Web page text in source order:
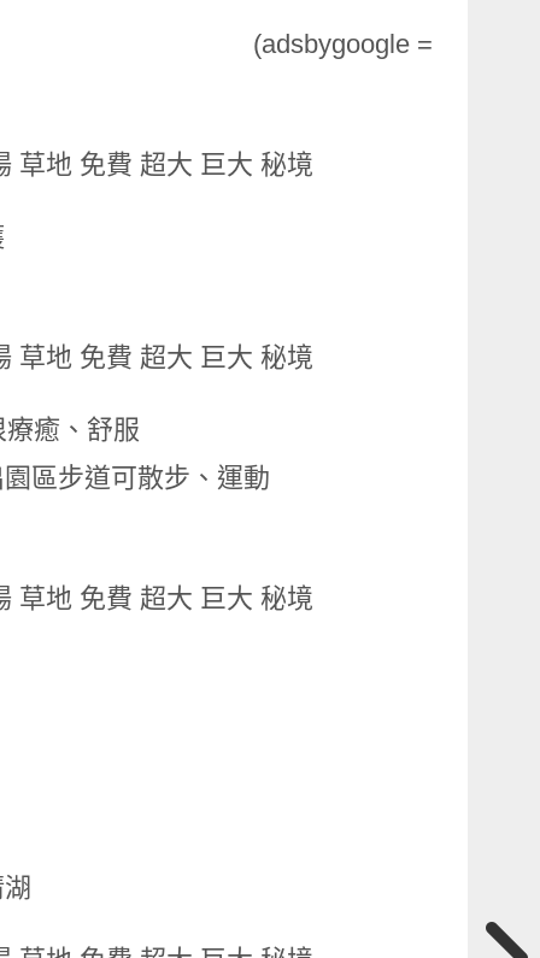
(adsbygoogle =
癒、舒服
區步道可散步、運動